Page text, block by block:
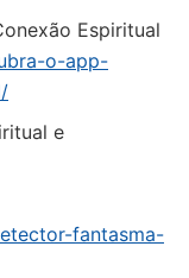
Espiritual
o-app-
e
fantasma-